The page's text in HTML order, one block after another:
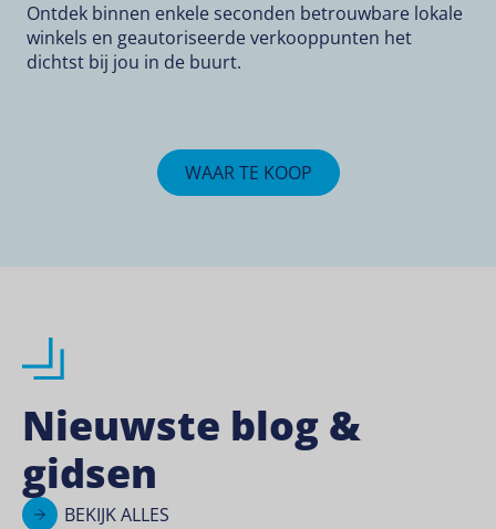
Ontdek binnen enkele seconden betrouwbare lokale
winkels en geautoriseerde verkooppunten het
dichtst bij jou in de buurt.
WAAR TE KOOP
Nieuwste blog &
gidsen
BEKIJK ALLES